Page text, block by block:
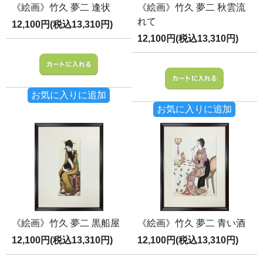
《絵画》竹久 夢二 逢状
12,100円(税込13,310円)
お気に入りに追加
《絵画》竹久 夢二 秋雲流
れて
12,100円(税込13,310円)
お気に入りに追加
《絵画》竹久 夢二 黒船屋
12,100円(税込13,310円)
《絵画》竹久 夢二 青い酒
12,100円(税込13,310円)